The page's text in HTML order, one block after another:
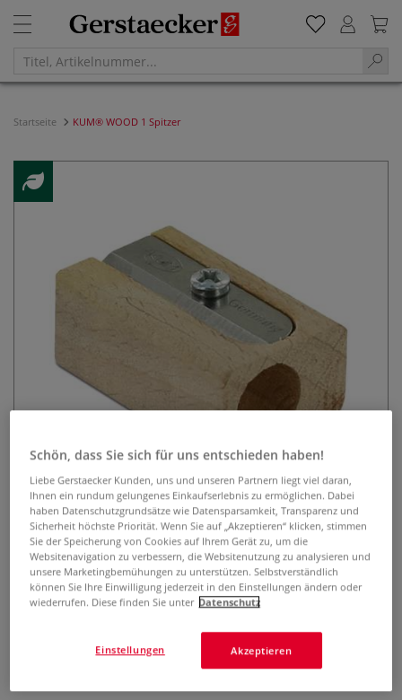
Startseite KUM® WOOD 1 Spitzer
KUM® WOOD 1 Spitzer
0 Bewertungen
Der KUM® WOOD 1 Spitzer aus Buchenholz ist für alle Stifte
mit d 8 mm geeignet. Mit austauschbarer Karbonstahlklinge
und nachhaltig bewirtschaftetem Holz.
Mehr
Schön, dass Sie sich für uns entschieden haben!
Liebe Gerstaecker Kunden, uns und unseren Partnern liegt viel daran,
Ihnen ein rundum gelungenes Einkaufserlebnis zu ermöglichen. Dabei
haben Datenschutzgrundsätze wie Datensparsamkeit, Transparenz und
Sicherheit höchste Priorität. Wenn Sie auf „Akzeptieren“ klicken, stimmen
Sie der Speicherung von Cookies auf Ihrem Gerät zu, um die
Websitenavigation zu verbessern, die Websitenutzung zu analysieren und
unsere Marketingbemühungen zu unterstützen. Selbstverständlich
können Sie Ihre Einwilligung jederzeit in den Einstellungen ändern oder
wiederrufen. Diese finden Sie unter Datenschutz
Akzeptieren
Einstellungen